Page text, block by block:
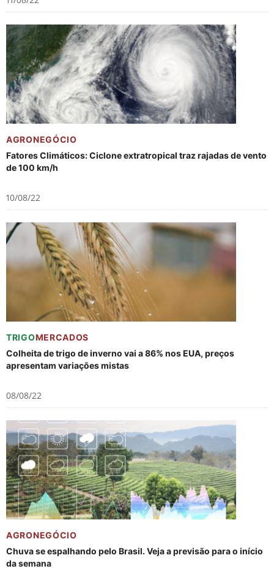
AGRONEGÓCIO
Fatores Climáticos: Ciclone extratropical traz rajadas de vento
de 100 km/h
10/08/22
TRIGOMERCADOS
Colheita de trigo de inverno vai a 86% nos EUA, preços
apresentam variações mistas
08/08/22
AGRONEGÓCIO
Chuva se espalhando pelo Brasil. Veja a previsão para o início
da semana